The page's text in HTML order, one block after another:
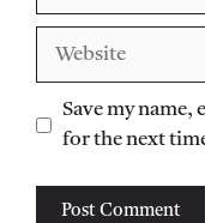
Website
Save my name,
for the next